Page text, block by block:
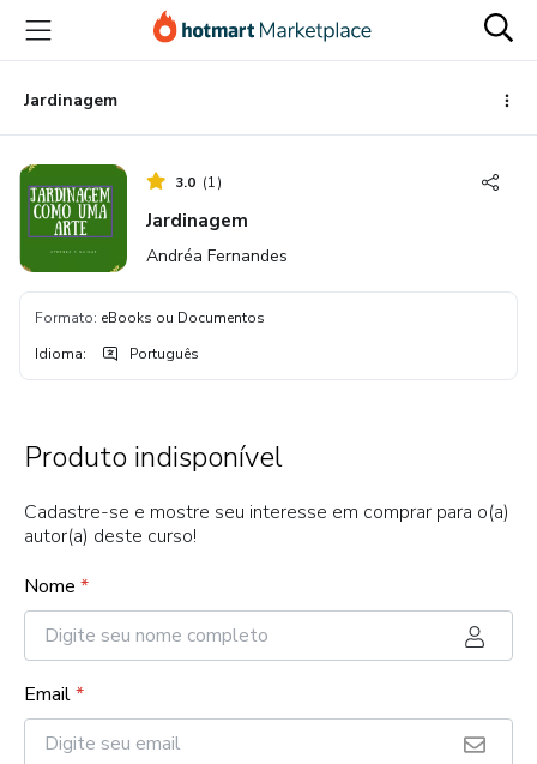
para
conteúdo
principal
para
pagamento
para
rodapé
Jardinagem
3.0 (1)
Jardinagem
Andréa Fernandes
Formato: eBooks ou Documentos
Idioma: Português
Produto indisponível
Cadastre-se e mostre seu interesse em comprar para o(a)
autor(a) deste curso!
Nome *
Email*